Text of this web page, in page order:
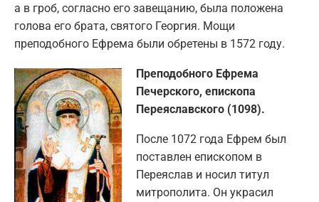
а в гроб, согласно его завещанию, была положена
голова его брата, святого Георгия. Мощи
преподобного Ефрема были обретены в 1572 году.
Преподобного Ефрема
Печерского, епископа
Переяславского (1098).
После 1072 года Ефрем был
поставлен епископом в
Переяслав и носил титул
митрополита. Он украсил